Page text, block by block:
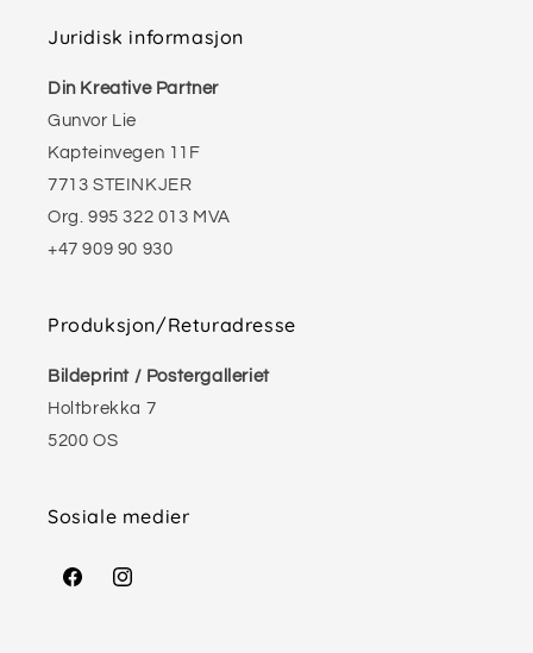
Juridisk informasjon
Din Kreative Partner
Gunvor Lie
Kapteinvegen 11F
7713 STEINKJER
Org. 995 322 013 MVA
+47 909 90 930
Produksjon/Returadresse
Bildeprint / Postergalleriet
Holtbrekka 7
5200 OS
Sosiale medier
FacebookInstagram